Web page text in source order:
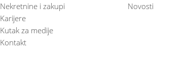
Nekretnine i zakupi
Karijere
Kutak za medije
Kontakt
Novosti